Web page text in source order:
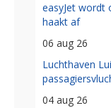
easyJet wordt
haakt af
06 aug 26
Luchthaven
04 aug 26